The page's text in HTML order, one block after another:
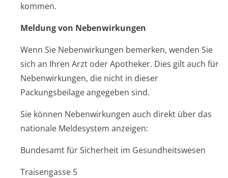
kommen.
Meldung von Nebenwirkungen
Wenn Sie Nebenwirkungen bemerken, wenden Sie
sich an Ihren Arzt oder Apotheker. Dies gilt auch für
Nebenwirkungen, die nicht in dieser
Packungsbeilage angegeben sind.
Sie können Nebenwirkungen auch direkt über das
nationale Meldesystem anzeigen:
Bundesamt für Sicherheit im Gesundheitswesen
Traisengasse 5